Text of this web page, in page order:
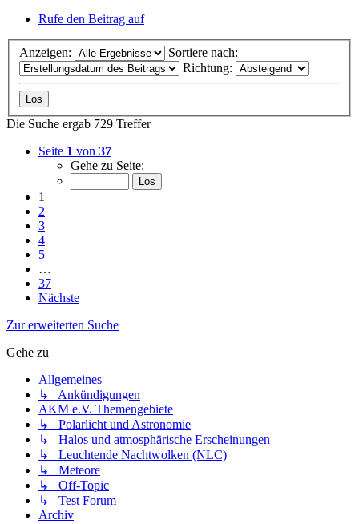
Rufe den Beitrag auf
Anzeigen:
Sortiere nach:
Richtung:
Die Suche ergab 729 Treffer
Seite 1 von 37
Gehe zu Seite:
1
2
3
4
5
…
37
Nächste
Zur erweiterten Suche
Gehe zu
Allgemeines
↳ Ankündigungen
AKM e.V. Themengebiete
↳ Polarlicht und Astronomie
↳ Halos und atmosphärische Erscheinungen
↳ Leuchtende Nachtwolken (NLC)
↳ Meteore
↳ Off-Topic
↳ Test Forum
Archiv